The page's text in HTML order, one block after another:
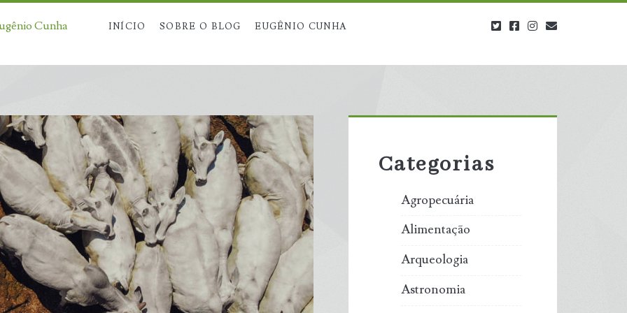
Cunha INÍCIO SOBRE O BLOG EUGÊNIO CUNHA twitterfacebookinstagram
Sidebar
Categorias
Agropecuária
Alimentação
Arqueologia
Astronomia